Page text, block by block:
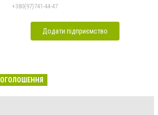
зняття ломки
+380(97)741-44-47
Додати підприємство
ОГОЛОШЕННЯ